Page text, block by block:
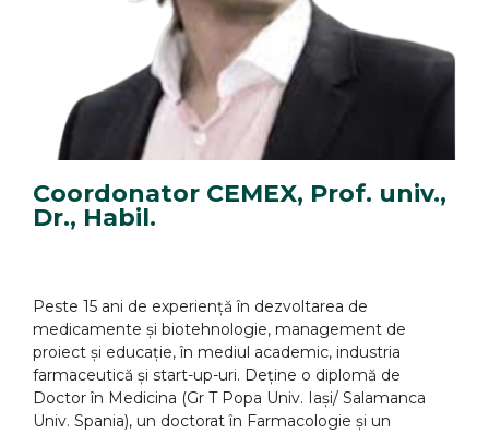
Coordonator CEMEX, Prof. univ.,
Dr., Habil.
Peste 15 ani de experiență în dezvoltarea de
medicamente și biotehnologie, management de
proiect și educație, în mediul academic, industria
farmaceutică și start-up-uri. Deține o diplomă de
Doctor în Medicina (Gr T Popa Univ. Iași/ Salamanca
Univ. Spania), un doctorat în Farmacologie și un